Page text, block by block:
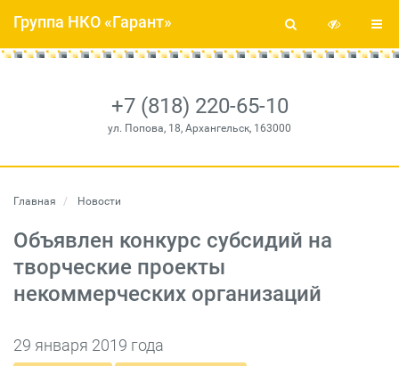
+7 (818) 220-65-10
ул. Попова, 18, Архангельск, 163000
Группа НКО «Гарант»
Главная Новости
Объявлен конкурс субсидий на
творческие проекты
некоммерческих организаций
29 января 2019 года